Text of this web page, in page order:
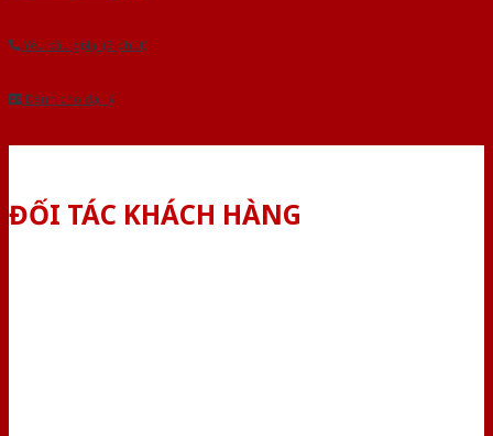
Yêu cầu gọi lại (3 phút)
Dành cho đại lý
ĐỐI TÁC KHÁCH HÀNG